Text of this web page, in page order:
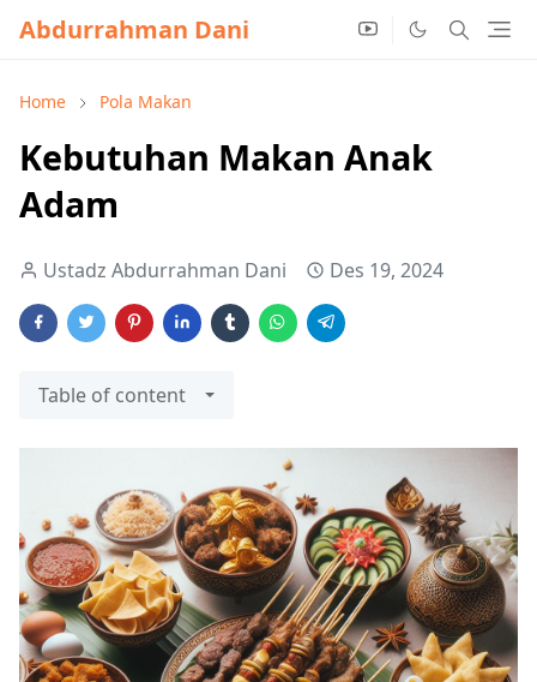
Abdurrahman Dani
Home Pola Makan
Kebutuhan Makan Anak
Adam
Ustadz Abdurrahman Dani Des 19, 2024
Table of content